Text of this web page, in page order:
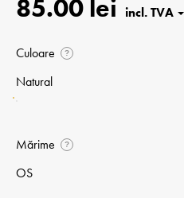
85.00 lei
Culoare ?
Natural
Mărime ?
OS